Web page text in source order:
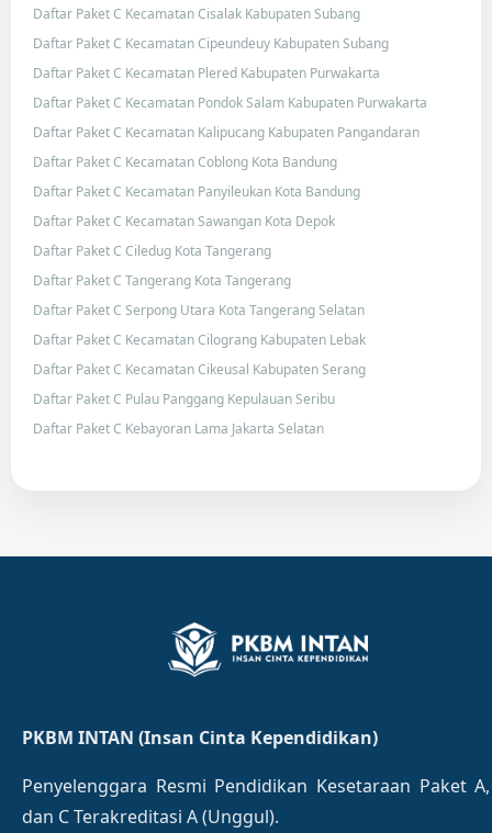
Daftar Paket C Kecamatan Cisalak Kabupaten Subang
Daftar Paket C Kecamatan Cipeundeuy Kabupaten Subang
Daftar Paket C Kecamatan Plered Kabupaten Purwakarta
Daftar Paket C Kecamatan Pondok Salam Kabupaten Purwakarta
Daftar Paket C Kecamatan Kalipucang Kabupaten Pangandaran
Daftar Paket C Kecamatan Coblong Kota Bandung
Daftar Paket C Kecamatan Panyileukan Kota Bandung
Daftar Paket C Kecamatan Sawangan Kota Depok
Daftar Paket C Ciledug Kota Tangerang
Daftar Paket C Tangerang Kota Tangerang
Daftar Paket C Serpong Utara Kota Tangerang Selatan
Daftar Paket C Kecamatan Cilograng Kabupaten Lebak
Daftar Paket C Kecamatan Cikeusal Kabupaten Serang
Daftar Paket C Pulau Panggang Kepulauan Seribu
Daftar Paket C Kebayoran Lama Jakarta Selatan
PKBM INTAN (Insan Cinta Kependidikan)
Penyelenggara Resmi Pendidikan Kesetaraan Paket
dan C Terakreditasi A (Unggul).